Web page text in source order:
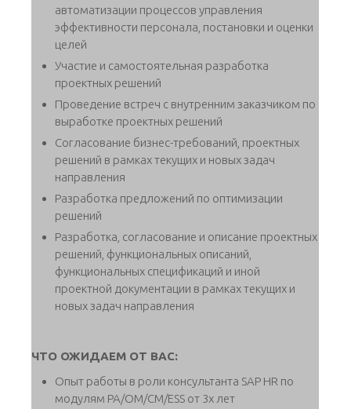
автоматизации процессов управления
эффективности персонала, постановки и оценки
целей
Участие и самостоятельная разработка
проектных решений
Проведение встреч с внутренним заказчиком по
выработке проектных решений
Согласование бизнес-требований, проектных
решений в рамках текущих и новых задач
направления
Разработка предложений по оптимизации
решений
Разработка, согласование и описание проектных
решений, функциональных описаний,
функциональных спецификаций и иной
проектной документации в рамках текущих и
новых задач направления
ЧТО ОЖИДАЕМ ОТ ВАС:
Опыт работы в роли консультанта SAP HR по
модулям PA/OM/CM/ESS от 3х лет